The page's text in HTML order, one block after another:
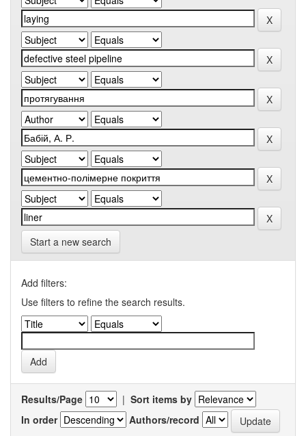
Start a new search
Add filters:
Use filters to refine the search results.
Results/Page | Sort items by
In order
Authors/record